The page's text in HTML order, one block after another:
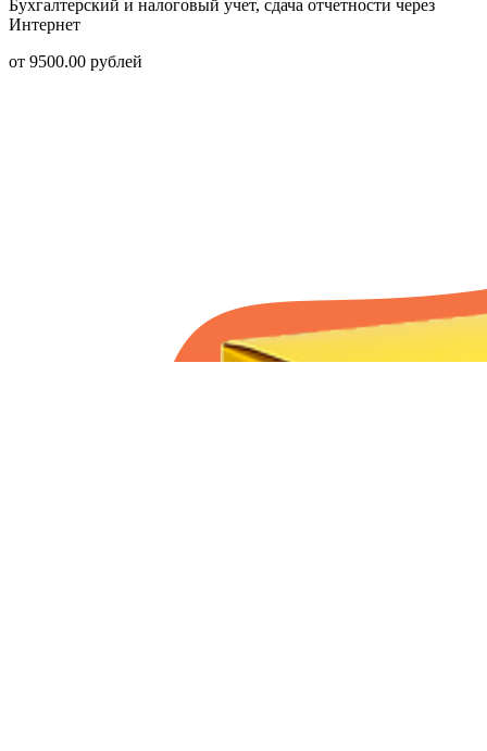
Бухгалтерский и налоговый учет, сдача отчетности через
Интернет
от 9500.00 рублей